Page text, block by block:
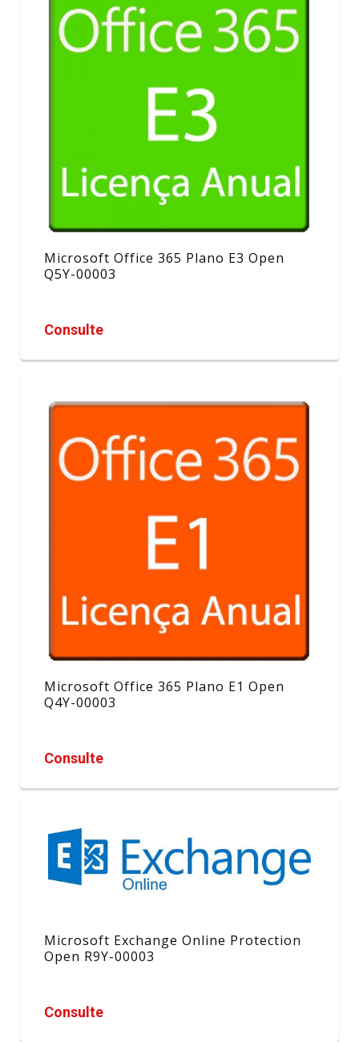
Microsoft Office 365 Plano E3 Open
Q5Y-00003
Consulte
Microsoft Office 365 Plano E1 Open
Q4Y-00003
Consulte
Microsoft Exchange Online Protection
Open R9Y-00003
Consulte